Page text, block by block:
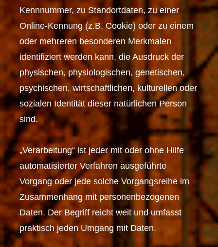
Kennnummer, zu Standortdaten, zu einer
Online-Kennung (z.B. Cookie) oder zu einem
oder mehreren besonderen Merkmalen
identifiziert werden kann, die Ausdruck der
physischen, physiologischen, genetischen,
psychischen, wirtschaftlichen, kulturellen oder
sozialen Identität dieser natürlichen Person
sind.
„Verarbeitung“ ist jeder mit oder ohne Hilfe
automatisierter Verfahren ausgeführte
Vorgang oder jede solche Vorgangsreihe im
Zusammenhang mit personenbezogenen
Daten. Der Begriff reicht weit und umfasst
praktisch jeden Umgang mit Daten.